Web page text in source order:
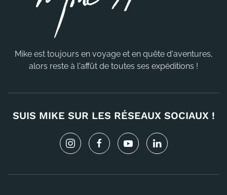
Mike est toujours en voyage et en quête d'aventures,
alors reste à l'affût de toutes ses expéditions !
SUIS MIKE SUR LES RÉSEAUX SOCIAUX !